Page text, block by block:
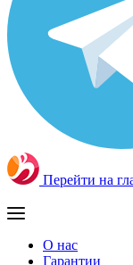
Перейти на
О нас
Гарантии